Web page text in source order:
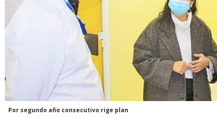
Por segundo año consecutivo rige plan